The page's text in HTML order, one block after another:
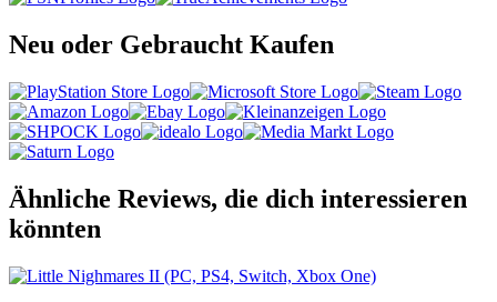
Neu oder Gebraucht Kaufen
Ähnliche Reviews, die dich interessieren
könnten